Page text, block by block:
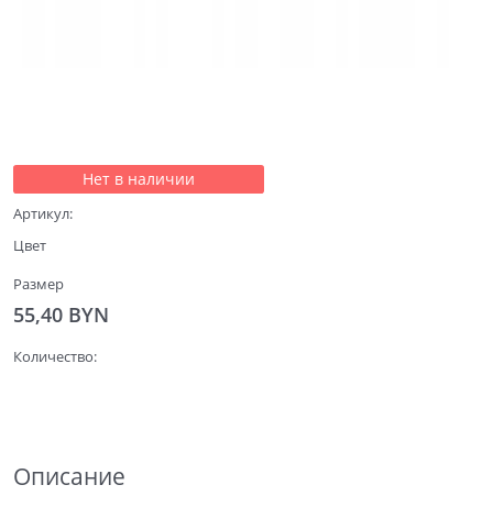
Нет в наличии
Артикул:
Цвет
Размер
55,40 BYN
Количество:
Описание